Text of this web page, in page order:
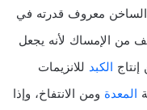
الساخن معروف قدرته في
من الإمساك لأنه يجعل
الكبد للانزيمات
المعدة ومن الانتفاخ، وإذا